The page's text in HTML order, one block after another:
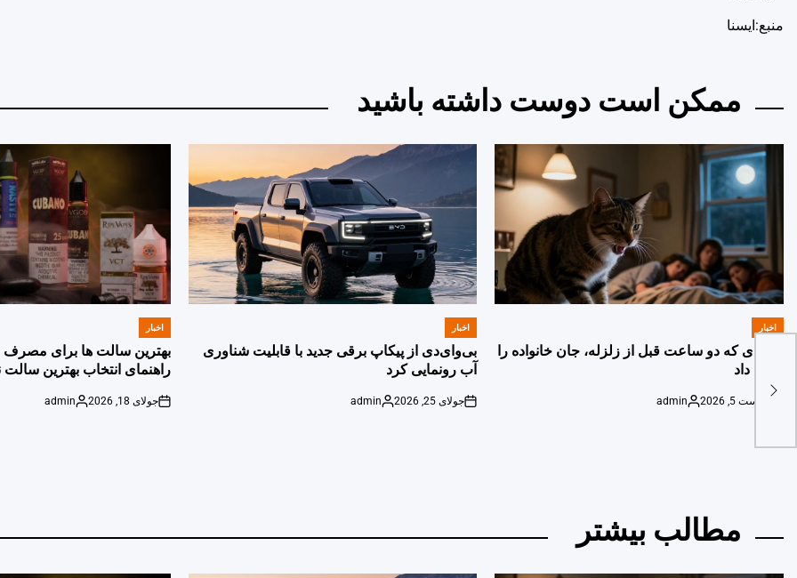
منبع:ایسنا
ممکن است دوست داشته باشید
POSTED
اخبار
گربه‌ای که دو ساعت قبل از زلزله، جان خانواده را
نجات داد
آگوست 5, 2026
Posted
admin
POSTED
اخبار
بی‌وای‌دی از پیکاپ برقی جدید با قابلیت شناوری
آب رونمایی کرد
on
جولای 25, 2026
Posted
admin
POSTED
اخبار
بهترین سالت ها برای مصرف
راهنمای انتخاب بهترین سالت
on
جولای 18, 2026
Posted
admin
مطالب بیشتر